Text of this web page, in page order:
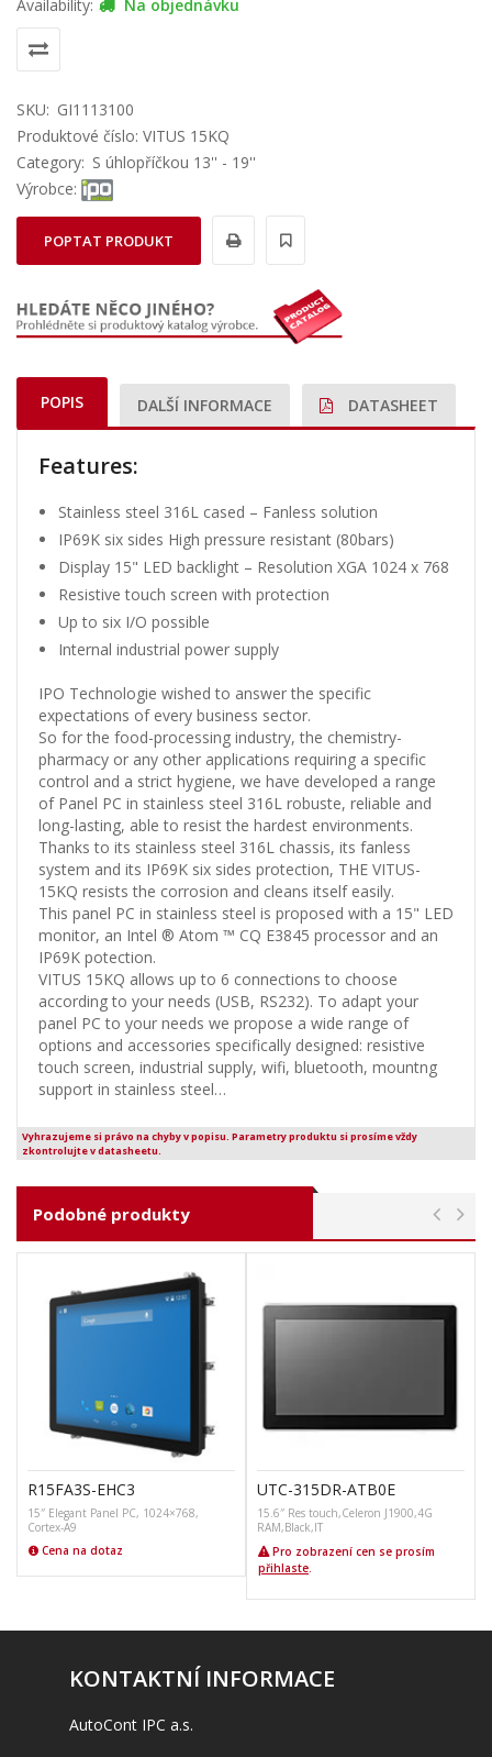
Availability: Na objednávku
SKU: GI1113100
Produktové číslo: VITUS 15KQ
Category: S úhlopříčkou 13'' - 19''
Výrobce:
POPTAT PRODUKT
POPIS DALŠÍ INFORMACE DATASHEET
Features:
Stainless steel 316L cased – Fanless solution
IP69K six sides High pressure resistant (80bars)
Display 15" LED backlight – Resolution XGA 1024 x 768
Resistive touch screen with protection
Up to six I/O possible
Internal industrial power supply
IPO Technologie wished to answer the specific
expectations of every business sector.
So for the food-processing industry, the chemistry-
pharmacy or any other applications requiring a specific
control and a strict hygiene, we have developed a range
of Panel PC in stainless steel 316L robuste, reliable and
long-lasting, able to resist the hardest environments.
Thanks to its stainless steel 316L chassis, its fanless
system and its IP69K six sides protection, THE VITUS-
15KQ resists the corrosion and cleans itself easily.
This panel PC in stainless steel is proposed with a 15" LED
monitor, an Intel ® Atom ™ CQ E3845 processor and an
IP69K potection.
VITUS 15KQ allows up to 6 connections to choose
according to your needs (USB, RS232). To adapt your
panel PC to your needs we propose a wide range of
options and accessories specifically designed: resistive
touch screen, industrial supply, wifi, bluetooth, mountng
support in stainless steel…
Vyhrazujeme si právo na chyby v popisu. Parametry produktu si prosíme vždy
zkontrolujte v datasheetu.
Podobné produkty
R15FA3S-EHC3
15″ Elegant Panel PC, 1024×768,
Cortex-A9
Cena na dotaz
UTC-315DR-ATB0E
15.6″ Res touch,Celeron J1900,4G
RAM,Black,IT
Pro zobrazení cen se prosím
přihlaste.
KONTAKTNÍ INFORMACE
AutoCont IPC a.s.